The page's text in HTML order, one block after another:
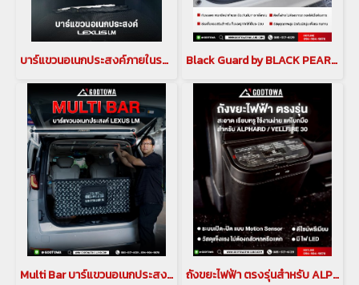
บาร์แขวนอเนกประสงค์ภายในรถ สำหรับรถยนต์ Lexus LM Black Guard by BLACK PEARL แผงกั้นสัมภาระท้ายรถ กันของตก สวย เท่ เป็นระเบียบ สำหรับ Alphard Vellfie (HNG-00025)
Multi Bar บาร์แขวนอเนกประสงค์ภายในรถ สำหรับรถยนต์ Lexus LM ถังขยะไฟฟ้า ตรงรุ่นสำหรับ ALPHARD / VELLFIRE 30